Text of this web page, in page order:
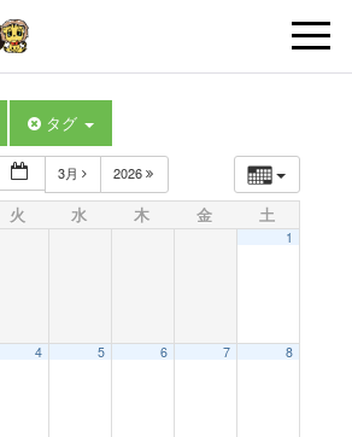
t
タグ
3月 2026
火 水 木 金 土
1
4 5 6 7 8